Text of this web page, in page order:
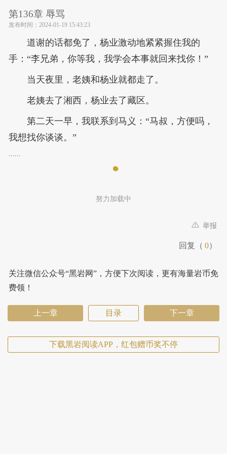
第136章 辱骂
发布时间： 2024-01-19 15:43:23
道谢的话都免了，杨业激动地紧紧握住我的
手：“李兄弟，你等我，我学会本事就回来找你！”
当天夜里，老姨和杨业就都走了。
老姨去了湘西，杨业去了藏区。
第二天一早，我联系到马义：“马叔，方便吗，
我想找你谈谈。”
......
努力加载中
举报
回复（ 0）
关注微信公众号“黑岩网”，方便下次阅读，更有海量岩币免
费领！
上一章 目录 下一章
下载黑岩阅读APP，红包赠币奖不停